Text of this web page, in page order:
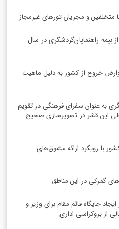
متخلفین و مجریان تورهای غیرمجاز
بیمه راهنمایان‌گردشگری در سال
خروج از کشور به دلیل ماهیت
به عنوان سفرای فرهنگی در تقویم
این قشر در تصویرسازی صحیح
با رویکرد ارائه مشوق‌های
گمرکی در این مناطق
جایگاه قائم مقام برای وزیر و
از بروکراسی اداری